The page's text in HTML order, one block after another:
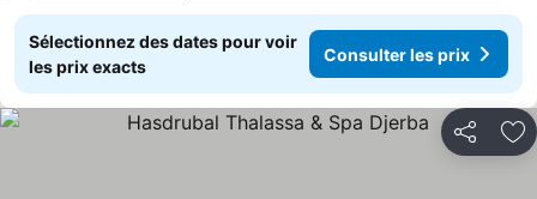
Sélectionnez des dates pour voir
les prix exacts
Consulter les prix
Partager